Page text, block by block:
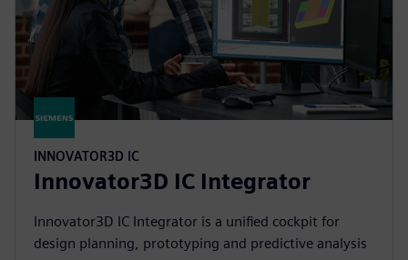
INNOVATOR3D IC
Innovator3D IC Integrator
Innovator3D IC Integrator is a unified cockpit for
design planning, prototyping and predictive analysis